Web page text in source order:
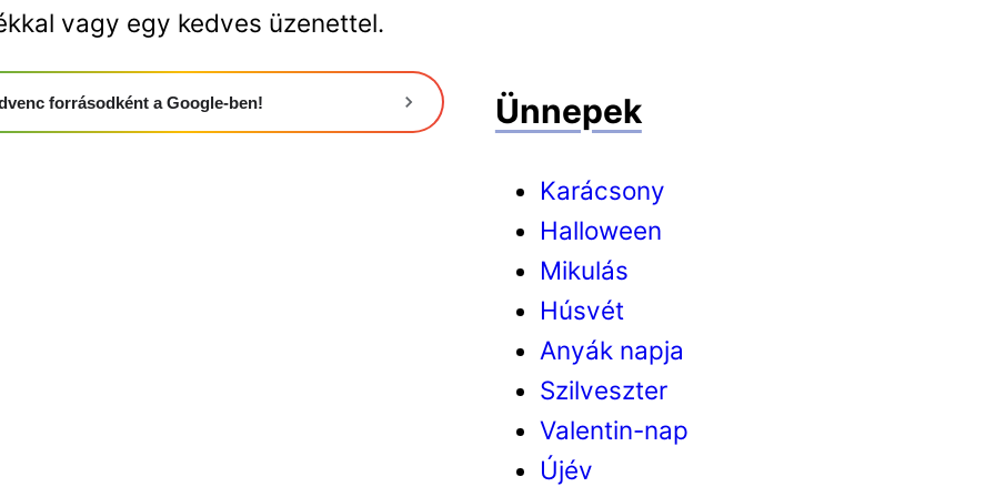
vagy egy kedves üzenettel.
forrásodként a Google-ben! Ünnepek
Karácsony
Halloween
Mikulás
Húsvét
Anyák napja
Szilveszter
Valentin-nap
Újév